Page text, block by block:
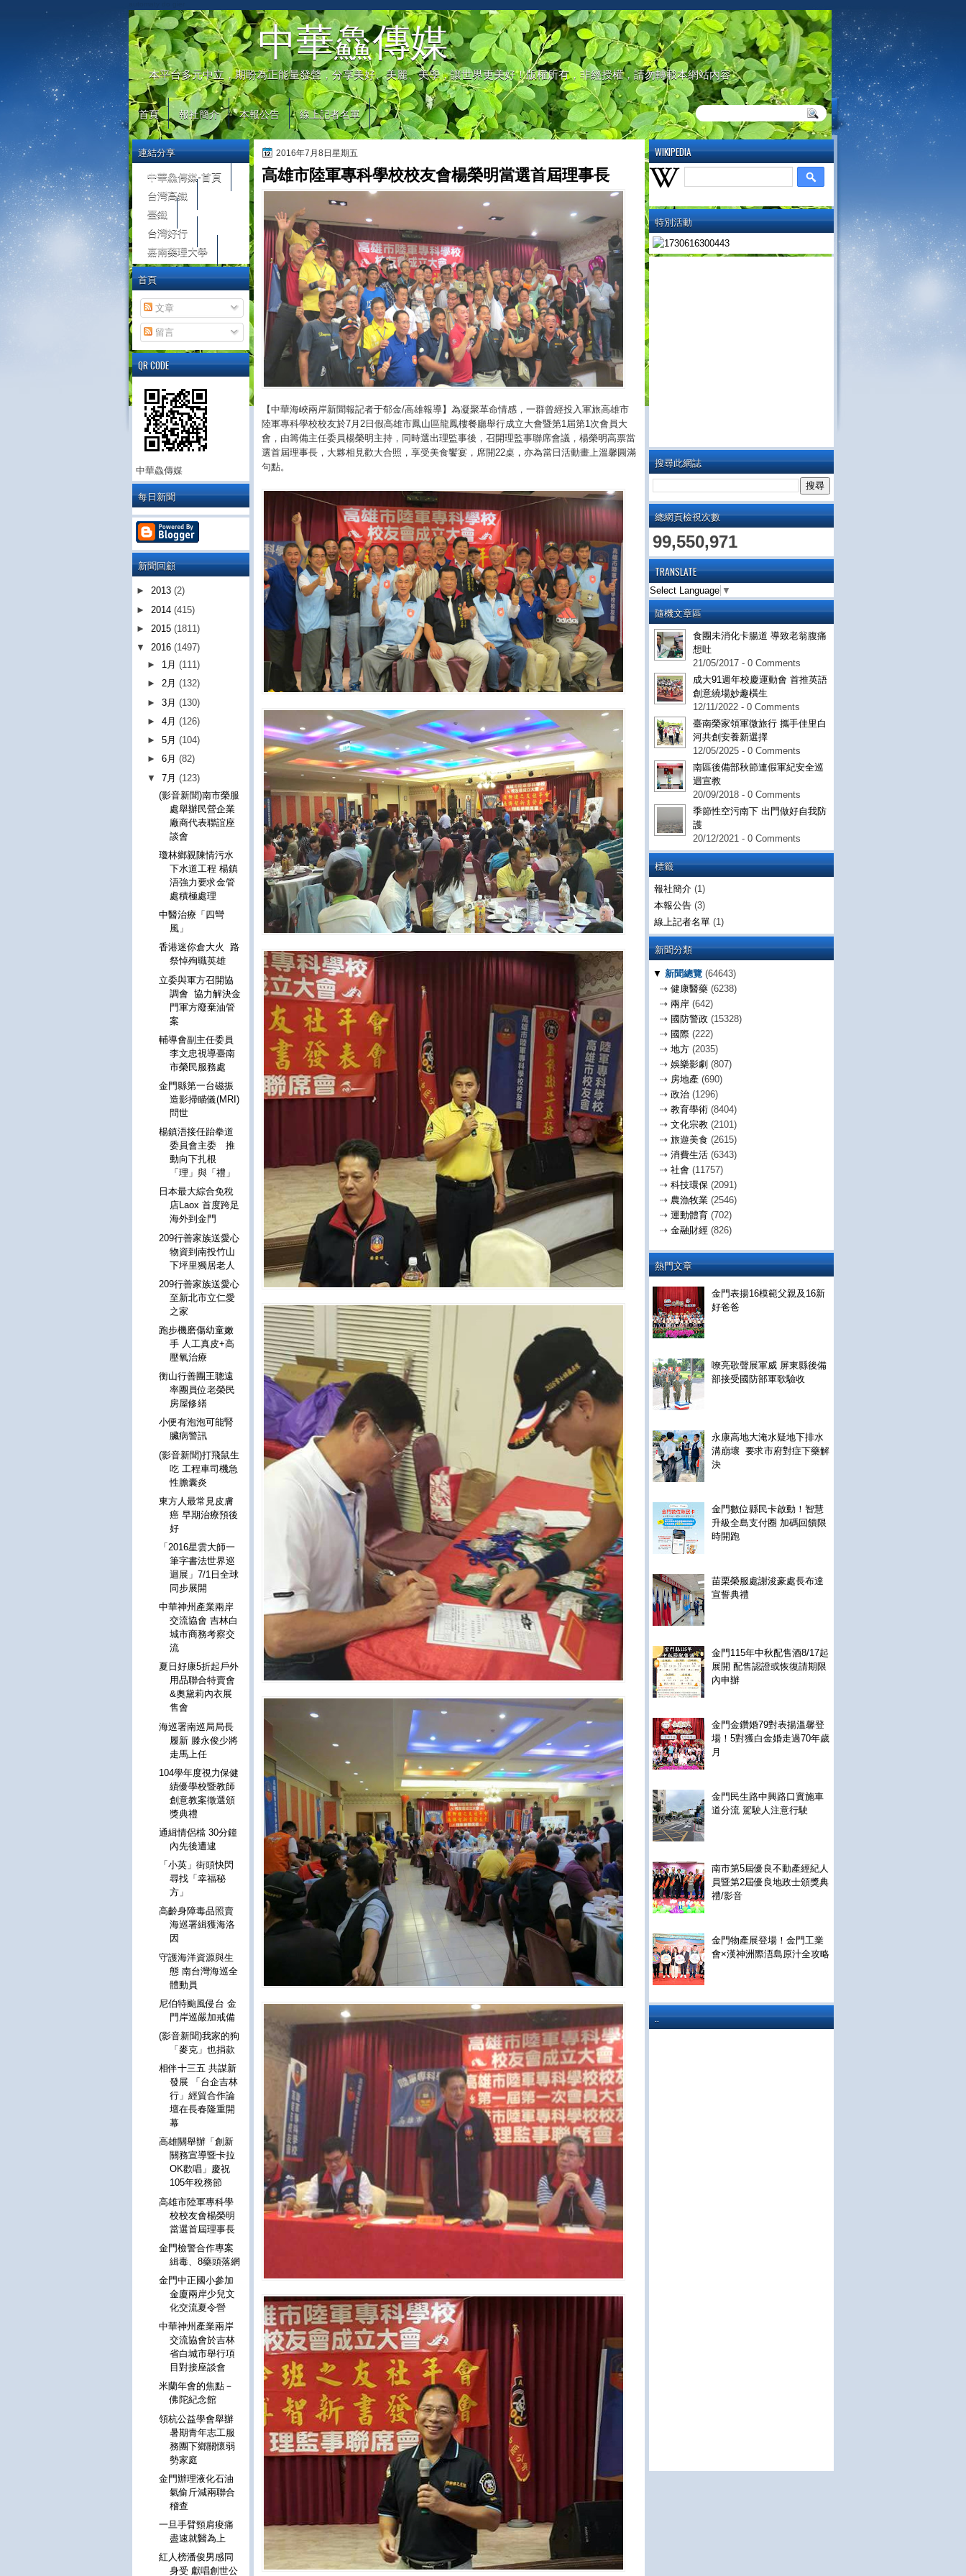
中華鱻傳媒
本平台多元中立，期盼為正能量發聲，分享美好、美麗、美學，讓世界更美好！版權所有，非經授權，請勿轉載本網站內容
首頁 報社簡介 本報公告 線上記者名單
WIKIPEDIA
特別活動
搜尋此網誌
總網頁檢視次數
99,550,971
TRANSLATE
Select Language ▼
隨機文章區
食團未消化卡腸道 導致老翁腹痛
想吐
21/05/2017 - 0 Comments
成大91週年校慶運動會 首推英語
創意繞場妙趣橫生
12/11/2022 - 0 Comments
臺南榮家領軍微旅行 攜手佳里白
河共創安養新選擇
12/05/2025 - 0 Comments
南區後備部秋節連假軍紀安全巡
迴宣教
20/09/2018 - 0 Comments
季節性空污南下 出門做好自我防
護
20/12/2021 - 0 Comments
標籤
報社簡介 (1)
本報公告 (3)
線上記者名單 (1)
新聞分類
▼ 新聞總覽 (64643)
⇢ 健康醫藥 (6238)
⇢ 兩岸 (642)
⇢ 國防警政 (15328)
⇢ 國際 (222)
⇢ 地方 (2035)
⇢ 娛樂影劇 (807)
⇢ 房地產 (690)
⇢ 政治 (1296)
⇢ 教育學術 (8404)
⇢ 文化宗教 (2101)
⇢ 旅遊美食 (2615)
⇢ 消費生活 (6343)
⇢ 社會 (11757)
⇢ 科技環保 (2091)
⇢ 農漁牧業 (2546)
⇢ 運動體育 (702)
⇢ 金融財經 (826)
熱門文章
金門表揚16模範父親及16新
好爸爸
嘹亮歌聲展軍威 屏東縣後備
部接受國防部軍歌驗收
永康高地大淹水疑地下排水
溝崩壞 要求市府對症下藥解
決
金門數位縣民卡啟動！智慧
升級全島支付圈 加碼回饋限
時開跑
苗栗榮服處謝浚豪處長布達
宣誓典禮
金門115年中秋配售酒8/17起
展開 配售認證或恢復請期限
內申辦
金門金鑽婚79對表揚溫馨登
場！5對獲白金婚走過70年歲
月
金門民生路中興路口實施車
道分流 駕駛人注意行駛
南市第5屆優良不動產經紀人
員暨第2屆優良地政士頒獎典
禮/影音
金門物產展登場！金門工業
會×漢神洲際浯島原汁全攻略
..
2016年7月8日星期五
高雄市陸軍專科學校校友會楊榮明當選首屆理事長
【中華海峽兩岸新聞報記者于郁金/高雄報導】為凝聚革命情感，一群曾經投入軍旅高雄市
陸軍專科學校校友於7月2日假高雄市鳳山區龍鳳樓餐廳舉行成立大會暨第1屆第1次會員大
會，由籌備主任委員楊榮明主持，同時選出理監事後，召開理監事聯席會議，楊榮明高票當
選首屆理事長，大夥相見歡大合照，享受美食饗宴，席開22桌，亦為當日活動畫上溫馨圓滿
句點。
連結分享
中華鱻傳媒-首頁
台灣高鐵
臺鐵
台灣好行
嘉南藥理大學
首頁
文章
留言
QR CODE
中華鱻傳媒
每日新聞
新聞回顧
► 2013 (2)
► 2014 (415)
► 2015 (1811)
▼ 2016 (1497)
► 1月(111)
►2月(132)
►3月(130)
►4月(126)
►5月(104)
►6月(82)
▼7月(123)
(影音新聞)南市榮服
處舉辦民營企業
廠商代表聯誼座
談會
瓊林鄉親陳情污水
下水道工程 楊鎮
浯強力要求金管
處積極處理
中醫治療「四彎
風」
香港迷你倉大火 路
祭悼殉職英雄
立委與軍方召開協
調會 協力解決金
門軍方廢棄油管
案
輔導會副主任委員
李文忠視導臺南
市榮民服務處
金門縣第一台磁振
造影掃瞄儀(MRI)
問世
楊鎮浯接任跆拳道
委員會主委 推
動向下扎根
「理」與「禮」
日本最大綜合免稅
店Laox 首度跨足
海外到金門
209行善家族送愛心
物資到南投竹山
下坪里獨居老人
209行善家族送愛心
至新北市立仁愛
之家
跑步機磨傷幼童嫩
手 人工真皮+高
壓氧治療
衡山行善團王聰遠
率團員位老榮民
房屋修繕
小便有泡泡可能腎
臟病警訊
(影音新聞)打飛鼠生
吃 工程車司機急
性膽囊炎
東方人最常見皮膚
癌 早期治療預後
好
「2016星雲大師一
筆字書法世界巡
迴展」7/1日全球
同步展開
中華神州產業兩岸
交流協會 吉林白
城市商務考察交
流
夏日好康5折起戶外
用品聯合特賣會
&奧黛莉內衣展
售會
海巡署南巡局局長
履新 滕永俊少將
走馬上任
104學年度視力保健
績優學校暨教師
創意教案徵選頒
獎典禮
通緝情侶檔 30分鐘
內先後遭逮
「小英」街頭快閃
尋找「幸福秘
方」
高齡身障毒品照賣
海巡署緝獲海洛
因
守護海洋資源與生
態 南台灣海巡全
體動員
尼伯特颱風侵台 金
門岸巡嚴加戒備
(影音新聞)我家的狗
「麥克」也捐款
相伴十三五 共謀新
發展 「台企吉林
行」經貿合作論
壇在長春隆重開
幕
高雄關舉辦「創新
關務宣導暨卡拉
OK歡唱」慶祝
105年稅務節
高雄市陸軍專科學
校校友會楊榮明
當選首屆理事長
金門檢警合作專案
緝毒、8藥頭落網
金門中正國小參加
金廈兩岸少兒文
化交流夏令營
中華神州產業兩岸
交流協會於吉林
省白城市舉行項
目對接座談會
米蘭年會的焦點－
佛陀紀念館
領杭公益學會舉辦
暑期青年志工服
務團下鄉關懷弱
勢家庭
金門辦理液化石油
氣偷斤減兩聯合
稽查
一旦手臂頸肩痠痛
盡速就醫為上
紅人榜潘俊男感同
身受 獻唱創世公